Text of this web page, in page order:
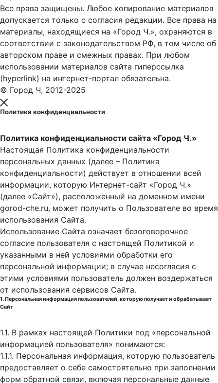
Все права защищены. Любое копирование материалов
допускается только с согласия редакции. Все права на
материалы, находящиеся на «Город Ч.», охраняются в
соответствии с законодательством РФ, в том числе об
авторском праве и смежных правах. При любом
использовании материалов сайта гиперссылка
(hyperlink) на интернет-портал обязательна.
© Город Ч, 2012-2025
Политика конфиденциальности
Политика конфиденциальности сайта «Город Ч.»
Настоящая Политика конфиденциальности
персональных данных (далее – Политика
конфиденциальности) действует в отношении всей
информации, которую Интернет-сайт «Город Ч.»
(далее «Сайт»), расположенный на доменном имени
gorod-che.ru, может получить о Пользователе во время
использования Cайта.
Использование Сайта означает безоговорочное
согласие пользователя с настоящей Политикой и
указанными в ней условиями обработки его
персональной информации; в случае несогласия с
этими условиями пользователь должен воздержаться
от использования сервисов Сайта.
1. Персональная информация пользователей, которую получает и обрабатывает
Сайт
1.1. В рамках настоящей Политики под «персональной
информацией пользователя» понимаются:
1.1.1. Персональная информация, которую пользователь
предоставляет о себе самостоятельно при заполнении
форм обратной связи, включая персональные данные